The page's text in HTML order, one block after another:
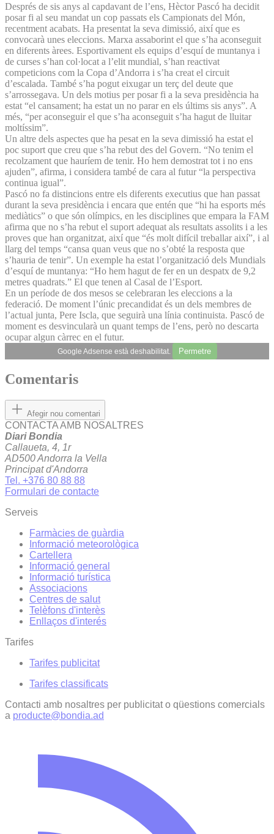
Després de sis anys al capdavant de l’ens, Hèctor Pascó ha decidit
posar fi al seu mandat un cop passats els Campionats del Món,
recentment acabats. Ha presentat la seva dimissió, així que es
convocarà unes eleccions. Marxa assaborint el que s’ha aconseguit
en diferents àrees. Esportivament els equips d’esquí de muntanya i
de curses s’han col·locat a l’elit mundial, s’han reactivat
competicions com la Copa d’Andorra i s’ha creat el circuit
d’escalada. També s’ha pogut eixugar un terç del deute que
s’arrossegava. Un dels motius per posar fi a la seva presidència ha
estat “el cansament; ha estat un no parar en els últims sis anys”. A
més, “per aconseguir el que s’ha aconseguit s’ha hagut de lluitar
moltíssim”.
Un altre dels aspectes que ha pesat en la seva dimissió ha estat el
poc suport que creu que s’ha rebut des del Govern. “No tenim el
recolzament que hauríem de tenir. Ho hem demostrat tot i no ens
ajuden”, afirma, i considera també de cara al futur “la perspectiva
continua igual”.
Pascó no fa distincions entre els diferents executius que han passat
durant la seva presidència i encara que entén que “hi ha esports més
mediàtics” o que són olímpics, en les disciplines que empara la FAM
afirma que no s’ha rebut el suport adequat als resultats assolits i a les
proves que han organitzat, així que “és molt difícil treballar així”, i al
llarg del temps “cansa quan veus que no s’obté la resposta que
s’hauria de tenir”. Un exemple ha estat l’organització dels Mundials
d’esquí de muntanya: “Ho hem hagut de fer en un despatx de 9,2
metres quadrats.” El que tenen al Casal de l’Esport.
En un període de dos mesos se celebraran les eleccions a la
federació. De moment l’únic precandidat és un dels membres de
l’actual junta, Pere Iscla, que seguirà una línia continuista. Pascó de
moment es desvincularà un quant temps de l’ens, però no descarta
ocupar algun càrrec en el futur.
Google Adsense està deshabilitat. Permetre
Comentaris
Afegir nou comentari
CONTACTA AMB NOSALTRES
Diari Bondia
Callaueta, 4, 1r
AD500 Andorra la Vella
Principat d'Andorra
Tel. +376 80 88 88
Formulari de contacte
Serveis
Farmàcies de guàrdia
Informació meteorològica
Cartellera
Informació general
Informació turística
Associacions
Centres de salut
Telèfons d'interès
Enllaços d'interés
Tarifes
Tarifes publicitat
Tarifes classificats
Contacti amb nosaltres per publicitat o qüestions comercials
a producte@bondia.ad